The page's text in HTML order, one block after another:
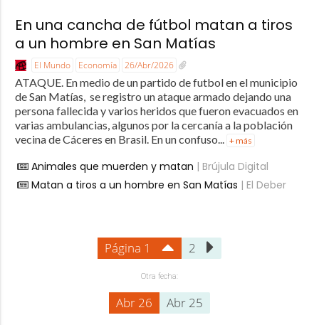
En una cancha de fútbol matan a tiros
a un hombre en San Matías
El Mundo Economía 26/Abr/2026
ATAQUE. En medio de un partido de futbol en el municipio
de San Matías, se registro un ataque armado dejando una
persona fallecida y varios heridos que fueron evacuados en
varias ambulancias, algunos por la cercanía a la población
vecina de Cáceres en Brasil. En un confuso...
+ más
Animales que muerden y matan | Brújula Digital
Matan a tiros a un hombre en San Matías | El Deber
Página 1 2
Otra fecha:
Abr 26 Abr 25